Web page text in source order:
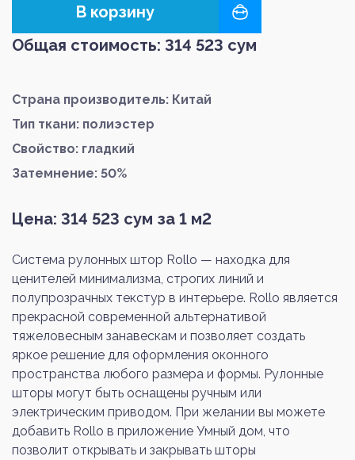
В корзину
Общая стоимость: 314 523 сум
Страна производитель: Китай
Тип ткани: полиэстер
Свойство: гладкий
Затемнение: 50%
Цена: 314 523 сум за 1 м2
Система рулонных штор Rollo — находка для
ценителей минимализма, строгих линий и
полупрозрачных текстур в интерьере. Rollo является
прекрасной современной альтернативой
тяжеловесным занавескам и позволяет создать
яркое решение для оформления оконного
пространства любого размера и формы. Рулонные
шторы могут быть оснащены ручным или
электрическим приводом. При желании вы можете
добавить Rollo в приложение Умный дом, что
позволит открывать и закрывать шторы